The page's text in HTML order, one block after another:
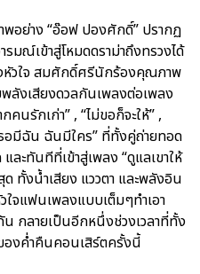
อย่าง “อ๊อฟ ปองศักดิ์” ปรากฏ
มณ์เข้าสู่โหมดดราม่าถึงทรวงได้
หัวใจ สมศักดิ์ศรีนักร้องคุณภาพ
งเสียงดวลกันเพลงต่อเพลง
นรักเก่า” , “ไม่ขอก็จะให้” ,
อมีฉัน ฉันมีใคร” ที่ทั้งคู่ถ่ายทอด
ะทันทีที่เข้าสู่เพลง “ดูแลเขาให้
ทั้งน้ำเสียง แววตา และพลังอิน
จแฟนเพลงแบบเต็มๆทำเอา
กลายเป็นอีกหนึ่งช่วงเวลาที่ทั้ง
องค่ำคืนคอนเสิร์ตครั้งนี้